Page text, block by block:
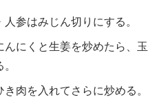
参はみじん切りにする。
にくと生姜を炒めたら、玉
肉を入れてさらに炒める。